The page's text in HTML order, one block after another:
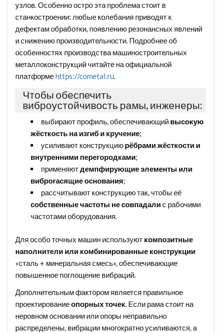
узлов. Особенно остро эта проблема стоит в
станкостроении: любые колебания приводят к
дефектам обработки, появлению резонансных явлений
и снижению производительности. Подробнее об
особенностях производства машиностроительных
металлоконструкций читайте на официальной
платформе https://cometal.ru.
Чтобы обеспечить
виброустойчивость рамы, инженеры:
выбирают профиль, обеспечивающий высокую
жёсткость на изгиб и кручение;
усиливают конструкцию рёбрами жёсткости и
внутренними перегородками;
применяютдемпфирующие элементы или
виброгасящие основания;
рассчитывают конструкцию так, чтобы её
собственные частоты не совпадалис рабочими
частотами оборудования.
Для особо точных машин используют композитные
наполнители или комбинированные конструкции
«сталь + минеральная смесь», обеспечивающие
повышенное поглощение вибраций.
Дополнительным фактором является правильное
проектированиеопорных точек. Если рама стоит на
неровном основании или опоры неправильно
распределены, вибрации многократно усиливаются, а